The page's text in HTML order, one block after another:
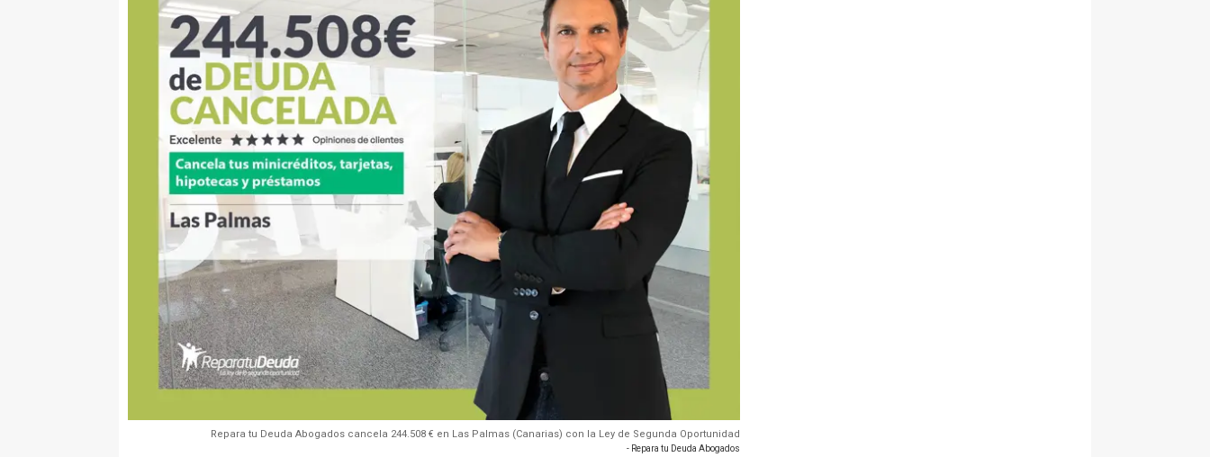
Repara tu Deuda Abogados cancela 244.508 € en Las Palmas (Canarias) con la Ley de Segunda Oportunidad
- Repara tu Deuda Abogados